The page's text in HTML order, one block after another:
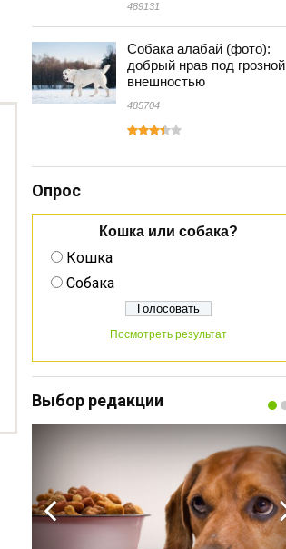
489131
Собака алабай (фото):
добрый нрав под грозной
внешностью
485704
Опрос
Кошка или собака?
Кошка
Собака
Посмотреть результат
Выбор редакции